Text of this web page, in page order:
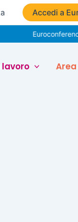
Accedi a
lavoro